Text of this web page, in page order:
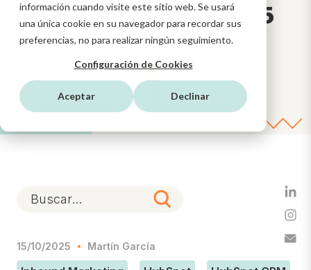
información cuando visite este sitio web. Se usará
una única cookie en su navegador para recordar sus
preferencias, no para realizar ningún seguimiento.
Configuración de Cookies
Aceptar Declinar
tu estrategia en 2025
15/10/2025 Martín García